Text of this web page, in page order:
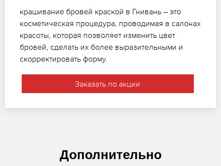
крашивание бровей краской в Гнивань – это
косметическая процедура, проводимая в салонах
красоты, которая позволяет изменить цвет
бровей, сделать их более выразительными и
скорректировать форму.
Заказать по акции
Дополнительно